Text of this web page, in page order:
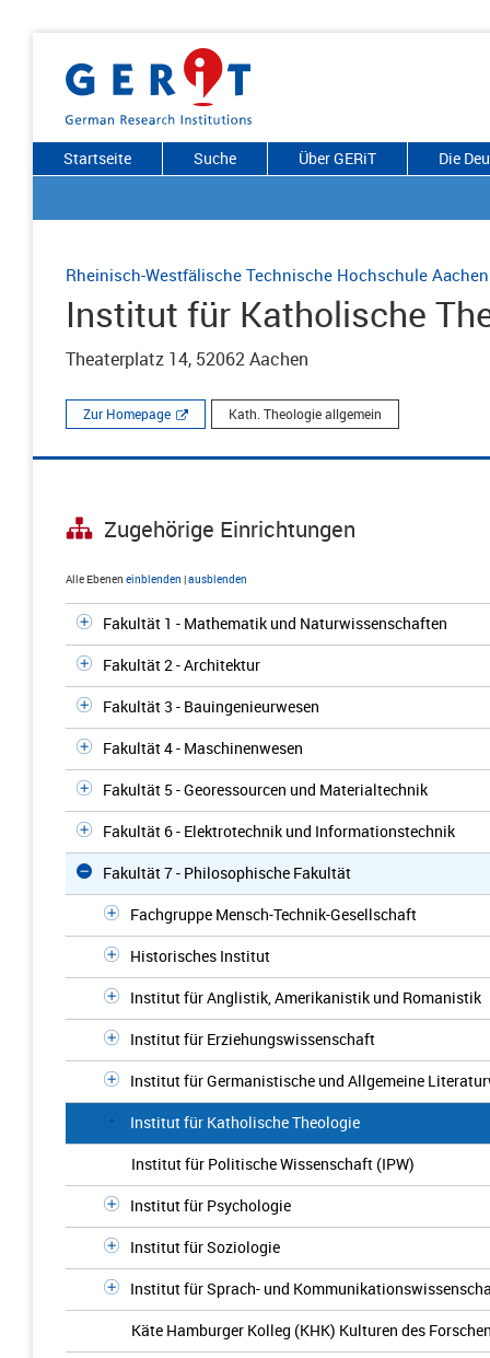
Startseite Suche Über GERiT Die
Rheinisch-Westfälische Technische Hochschule Aachen
Institut für Katholische
Theaterplatz 14, 52062 Aachen
Zur Homepage Kath. Theologie allgemein
Zugehörige Einrichtungen
Alle Ebenen einblenden |ausblenden
Fakultät 1 - Mathematik und Naturwissenschaften
Fakultät 2 - Architektur
Fakultät 3 - Bauingenieurwesen
Fakultät 4 - Maschinenwesen
Fakultät 5 - Georessourcen und Materialtechnik
Fakultät 6 - Elektrotechnik und Informationstechnik
Fakultät 7 - Philosophische Fakultät
Fachgruppe Mensch-Technik-Gesellschaft
Historisches Institut
Institut für Anglistik, Amerikanistik und Romanistik
Institut für Erziehungswissenschaft
Institut für Germanistische und Allgemeine
Institut für Katholische Theologie
Institut für Politische Wissenschaft (IPW)
Institut für Psychologie
Institut für Soziologie
Institut für Sprach- und
Käte Hamburger Kolleg (KHK) Kulturen des